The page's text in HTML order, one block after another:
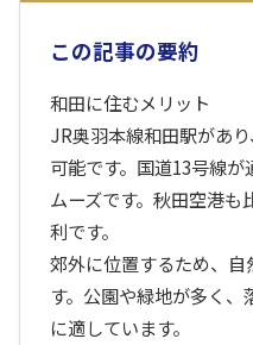
この記事の要約
和田に住むメリット
JR奥羽本線和田駅があ
可能です。国道13号線
ムーズです。秋田空港
利です。
郊外に位置するため、
す。公園や緑地が多く
に適しています。